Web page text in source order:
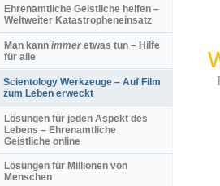
Ehrenamtliche Geistliche helfen –
Weltweiter Katastropheneinsatz
Man kann immer etwas tun – Hilfe
für alle
Scientology Werkzeuge – Auf Film
zum Leben erweckt
Lösungen für jeden Aspekt des
Lebens – Ehrenamtliche
Geistliche online
Lösungen für Millionen von
Menschen